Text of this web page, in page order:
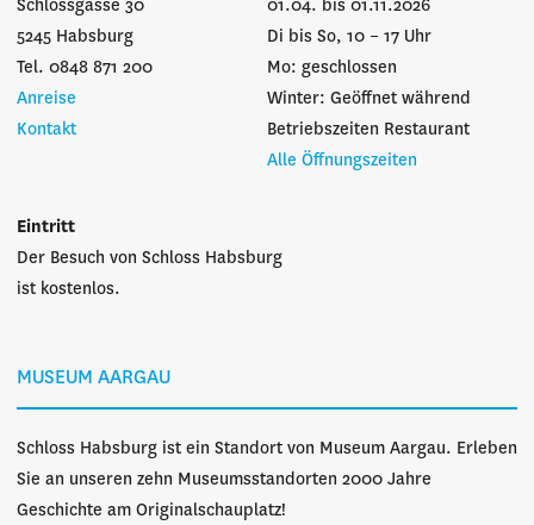
Schlossgasse 30
5245 Habsburg
Tel. 0848 871 200
Anreise
Kontakt
01.04. bis 01.11.2026
Di bis So, 10 – 17 Uhr
Mo: geschlossen
Winter: Geöffnet während
Betriebszeiten Restaurant
Alle Öffnungszeiten
Eintritt
Der Besuch von Schloss Habsburg
ist kostenlos.
MUSEUM AARGAU
Schloss Habsburg ist ein Standort von Museum Aargau. Erleben
Sie an unseren zehn Museumsstandorten 2000 Jahre
Geschichte am Originalschauplatz!